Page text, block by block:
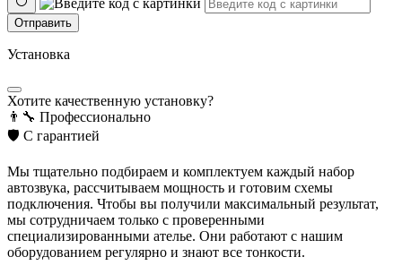
Отправить
Установка
Хотите качественную установку?
👨‍🔧 Профессионально
🛡️ С гарантией
Мы тщательно подбираем и комплектуем каждый набор
автозвука, рассчитываем мощность и готовим схемы
подключения. Чтобы вы получили максимальный результат,
мы сотрудничаем только с проверенными
специализированными ателье. Они работают с нашим
оборудованием регулярно и знают все тонкости.